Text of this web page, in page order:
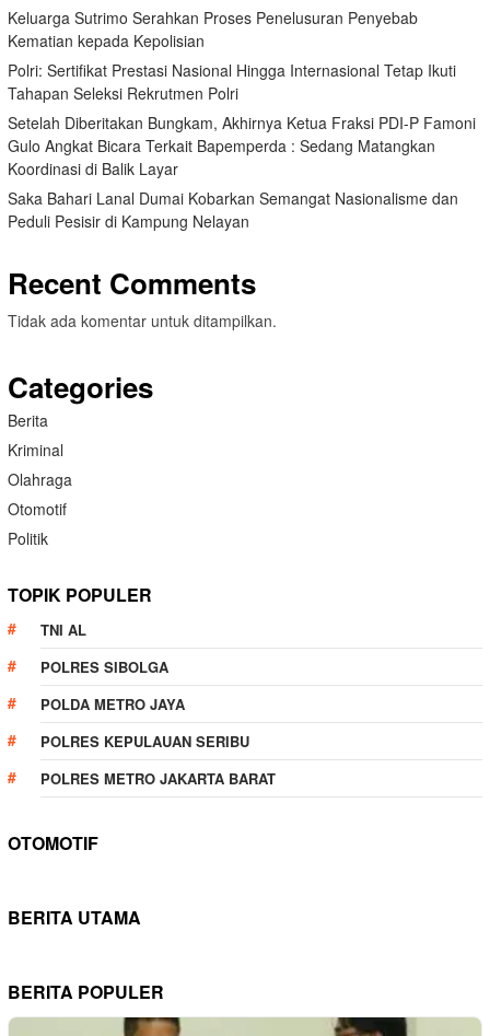
Keluarga Sutrimo Serahkan Proses Penelusuran Penyebab
Kematian kepada Kepolisian
Polri: Sertifikat Prestasi Nasional Hingga Internasional Tetap Ikuti
Tahapan Seleksi Rekrutmen Polri
Setelah Diberitakan Bungkam, Akhirnya Ketua Fraksi PDI-P Famoni
Gulo Angkat Bicara Terkait Bapemperda : Sedang Matangkan
Koordinasi di Balik Layar
Saka Bahari Lanal Dumai Kobarkan Semangat Nasionalisme dan
Peduli Pesisir di Kampung Nelayan
Recent Comments
Tidak ada komentar untuk ditampilkan.
Categories
Berita
Kriminal
Olahraga
Otomotif
Politik
TOPIK POPULER
TNI AL
POLRES SIBOLGA
POLDA METRO JAYA
POLRES KEPULAUAN SERIBU
POLRES METRO JAKARTA BARAT
OTOMOTIF
BERITA UTAMA
BERITA POPULER